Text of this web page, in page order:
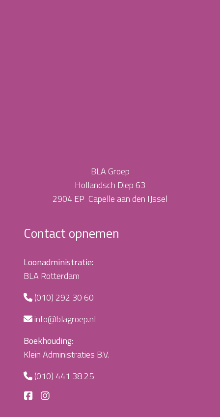
BLA Groep
Hollandsch Diep 63
2904 EP Capelle aan den IJssel
Contact opnemen
Loonadministratie:
BLA Rotterdam
(010) 292 30 60
info@blagroep.nl
Boekhouding:
Klein Administraties B.V.
(010) 441 38 25